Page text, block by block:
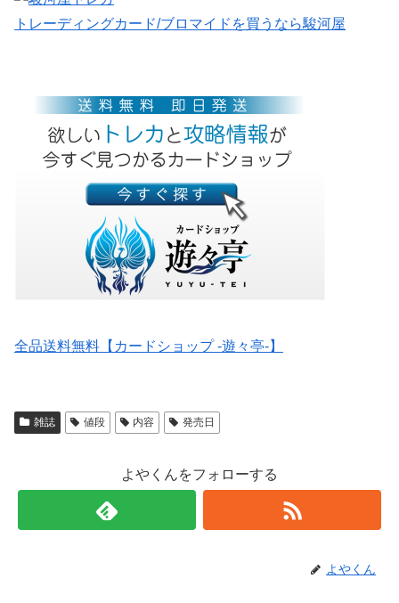
トレーディングカード/ブロマイドを買うなら駿河屋
全品送料無料【カードショップ -遊々亭-】
雑誌 値段 内容 発売日
よやくんをフォローする
よやくん